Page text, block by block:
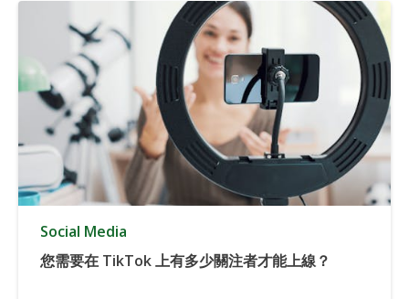
Social Media
您需要在 TikTok 上有多少關注者才能上線？